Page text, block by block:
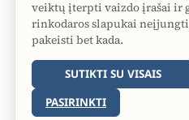
veiktų įterpti vaizdo įrašai ir
rinkodaros slapukai
pakeisti bet kada.
SUTIKTI SU VISAIS
PASIRINKTI